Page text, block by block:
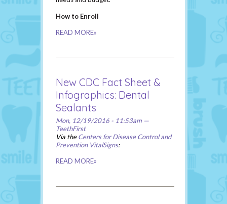
How to Enroll
READ MORE»
New CDC Fact Sheet &
Infographics: Dental
Sealants
Mon, 12/19/2016 - 11:53am —
TeethFirst
Via theCenters for Disease Control and
Prevention VitalSigns:
READ MORE»